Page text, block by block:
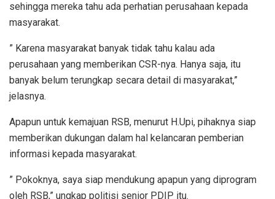
sehingga mereka tahu ada perhatian perusahaan kepada
masyarakat.
” Karena masyarakat banyak tidak tahu kalau ada
perusahaan yang memberikan CSR-nya. Hanya saja, itu
banyak belum terungkap secara detail di masyarakat,”
jelasnya.
Apapun untuk kemajuan RSB, menurut H.Upi, pihaknya siap
memberikan dukungan dalam hal kelancaran pemberian
informasi kepada masyarakat.
” Pokoknya, saya siap mendukung apapun yang diprogram
oleh RSB,” ungkap politisi senior PDIP itu.